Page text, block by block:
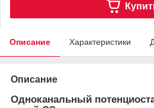
Описание Характеристики
Описание
Одноканальный